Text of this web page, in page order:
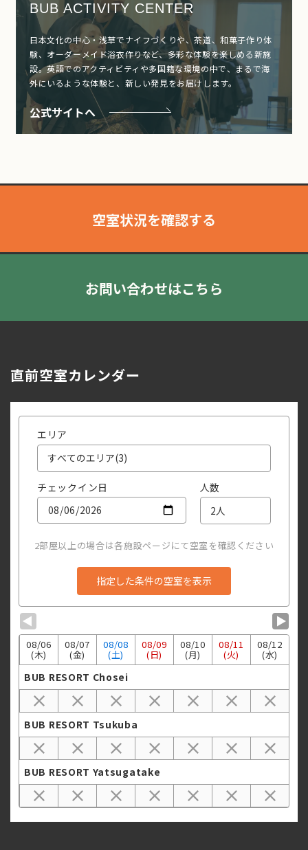
BUB ACTIVITY CENTER
日本文化の中心・浅草でナイフづくりや、茶道、和菓子作り体
験、オーダーメイド浴衣作りなど、多彩な体験を楽しめる新施
設。英語でのアクティビティや多国籍な環境の中で、まるで海
外にいるような体験と、新しい発見をお届けします。
公式サイトへ
空室状況を確認する
お問い合わせはこちら
直前空室カレンダー
エリア
チェックイン日 人数
2部屋以上の場合は各施設ページにて空室を確認ください
▼ ▼
08/06
(木)
08/07
(金)
08/08
(土)
08/09
(日)
08/10
(月)
08/11
(火)
08/12
(水)
BUB RESORT Chosei
BUB RESORT Tsukuba
BUB RESORT Yatsugatake